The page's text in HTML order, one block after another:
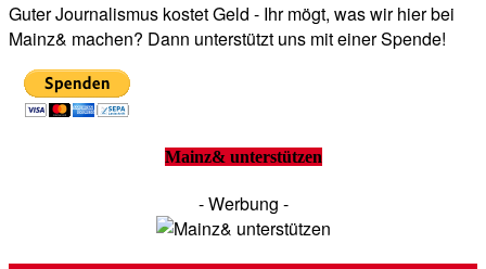
Guter Journalismus kostet Geld - Ihr mögt, was wir hier bei
Mainz& machen? Dann unterstützt uns mit einer Spende!
Mainz& unterstützen
- Werbung -